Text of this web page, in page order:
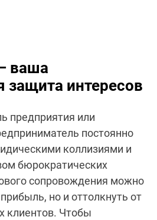
ваша
защита интересов
предприятия или
постоянно
коллизиями и
бюрократических
сопровождения можно
но и оттолкнуть от
клиентов. Чтобы